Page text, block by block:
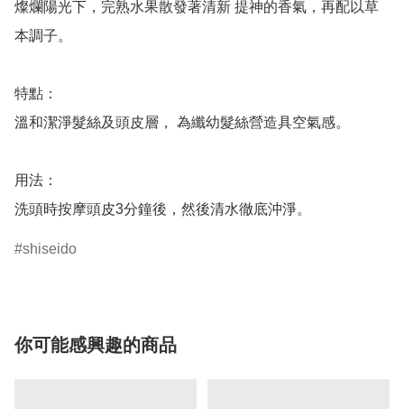
燦爛陽光下，完熟水果散發著清新 提神的香氣，再配以草
本調子。
特點：
溫和潔淨髮絲及頭皮層， 為纖幼髮絲營造具空氣感。
用法：
洗頭時按摩頭皮3分鐘後，然後清水徹底沖淨。
shiseido
你可能感興趣的商品